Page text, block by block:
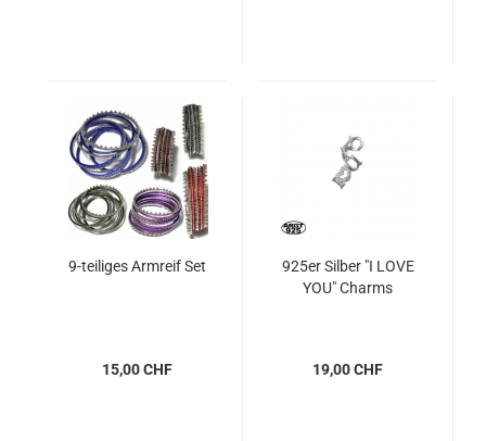
9-teiliges Armreif Set
15,00 CHF
925er Silber "I LOVE
YOU" Charms
19,00 CHF